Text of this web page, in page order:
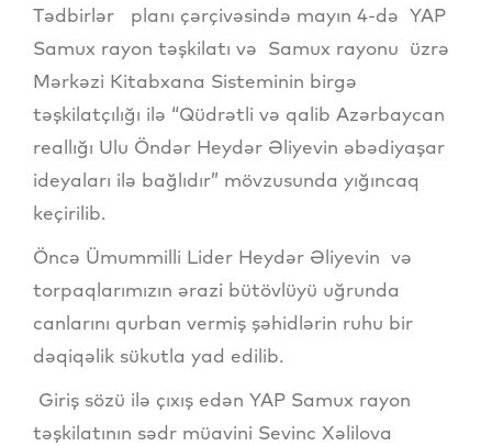
Tədbirlər planı çərçivəsində mayın 4-də YAP
Samux rayon təşkilatı və Samux rayonu üzrə
Mərkəzi Kitabxana Sisteminin birgə
təşkilatçılığı ilə “Qüdrətli və qalib Azərbaycan
reallığı Ulu Öndər Heydər Əliyevin əbədiyaşar
ideyaları ilə bağlıdır” mövzusunda yığıncaq
keçirilib.
Öncə Ümummilli Lider Heydər Əliyevin və
torpaqlarımızın ərazi bütövlüyü uğrunda
canlarını qurban vermiş şəhidlərin ruhu bir
dəqiqəlik sükutla yad edilib.
Giriş sözü ilə çıxış edən YAP Samux rayon
təşkilatının sədr müavini Sevinc Xəlilova